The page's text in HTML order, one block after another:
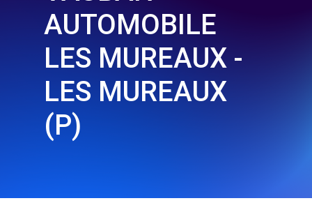
AUTOMOBILE
LES MUREAUX -
LES MUREAUX
(P)